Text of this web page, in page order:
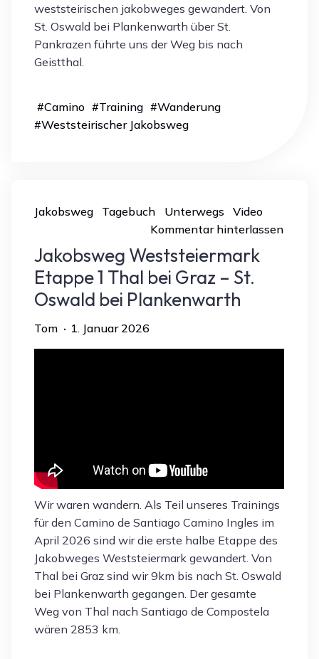
weststeirischen jakobweges gewandert. Von
St. Oswald bei Plankenwarth über St.
Pankrazen führte uns der Weg bis nach
Geistthal.
#Camino #Training #Wanderung
#Weststeirischer Jakobsweg
Jakobsweg Tagebuch Unterwegs
Video
Kommentar hinterlassen
Jakobsweg Weststeiermark
Etappe 1 Thal bei Graz – St.
Oswald bei Plankenwarth
Tom 1. Januar 2026
Wir waren wandern. Als Teil unseres Trainings
für den Camino de Santiago Camino Ingles im
April 2026 sind wir die erste halbe Etappe des
Jakobweges Weststeiermark gewandert. Von
Thal bei Graz sind wir 9km bis nach St. Oswald
bei Plankenwarth gegangen. Der gesamte
Weg von Thal nach Santiago de Compostela
wären 2853 km.